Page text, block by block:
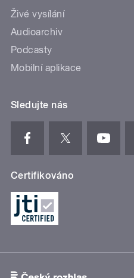
Živé vysílání
Audioarchiv
Podcasty
Mobilní aplikace
Sledujte nás
Certifikováno